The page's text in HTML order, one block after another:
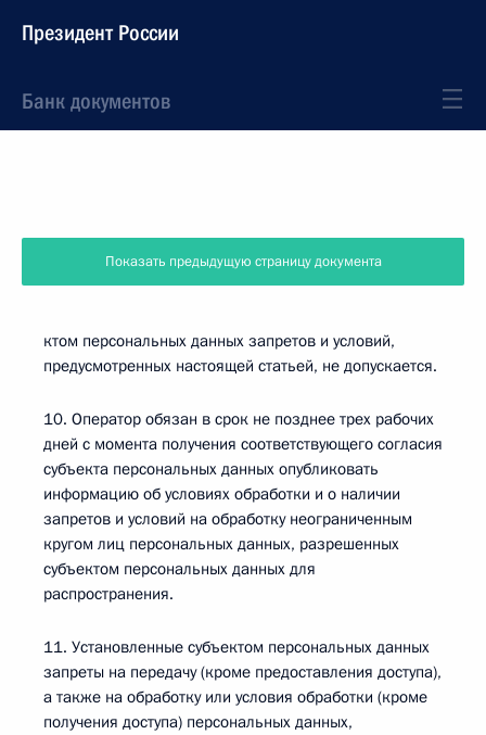
Президент России
Банк документов
Показать предыдущую страницу документа
ктом персональных данных запретов и условий,
предусмотренных настоящей статьей, не допускается.
10. Оператор обязан в срок не позднее трех рабочих
дней с момента получения соответствующего согласия
субъекта персональных данных опубликовать
информацию об условиях обработки и о наличии
запретов и условий на обработку неограниченным
кругом лиц персональных данных, разрешенных
субъектом персональных данных для
распространения.
11. Установленные субъектом персональных данных
запреты на передачу (кроме предоставления доступа),
а также на обработку или условия обработки (кроме
получения доступа) персональных данных,